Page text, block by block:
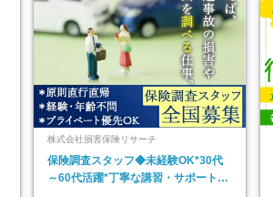
株式会社損害保険リサーチ
保険調査スタッフ◆未経験OK*30代
～60代活躍*丁寧な講習・サポートあ